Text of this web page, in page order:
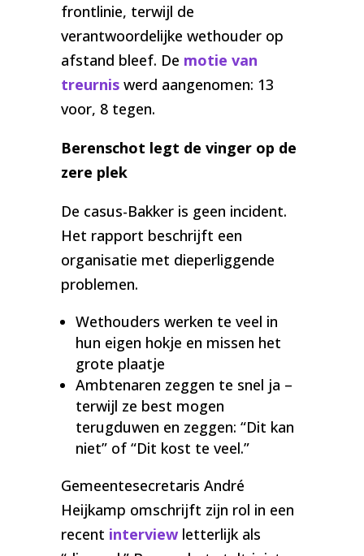
frontlinie, terwijl de
verantwoordelijke wethouder op
afstand bleef. De motie van
treurnis werd aangenomen: 13
voor, 8 tegen.
Berenschot legt de vinger op de
zere plek
De casus-Bakker is geen incident.
Het rapport beschrijft een
organisatie met dieperliggende
problemen.
Wethouders werken te veel in
hun eigen hokje en missen het
grote plaatje
Ambtenaren zeggen te snel ja –
terwijl ze best mogen
terugduwen en zeggen: “Dit kan
niet” of “Dit kost te veel.”
Gemeentesecretaris André
Heijkamp omschrijft zijn rol in een
recent interview letterlijk als